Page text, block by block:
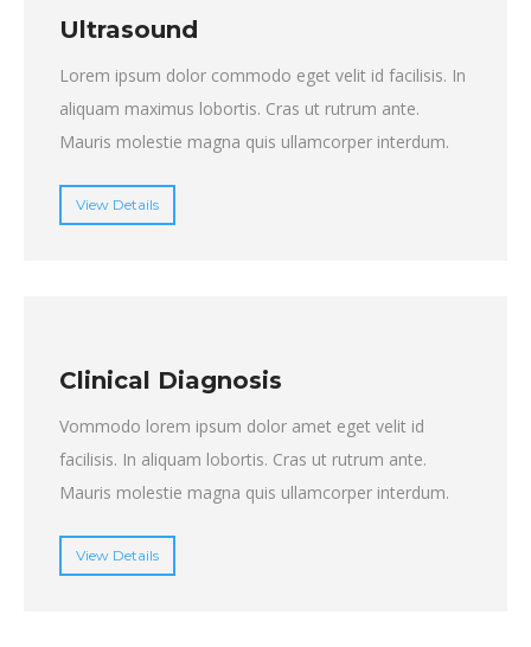
Ultrasound
Lorem ipsum dolor commodo eget velit id facilisis. In
aliquam maximus lobortis. Cras ut rutrum ante.
Mauris molestie magna quis ullamcorper interdum.
View Details
Clinical Diagnosis
Vommodo lorem ipsum dolor amet eget velit id
facilisis. In aliquam lobortis. Cras ut rutrum ante.
Mauris molestie magna quis ullamcorper interdum.
View Details